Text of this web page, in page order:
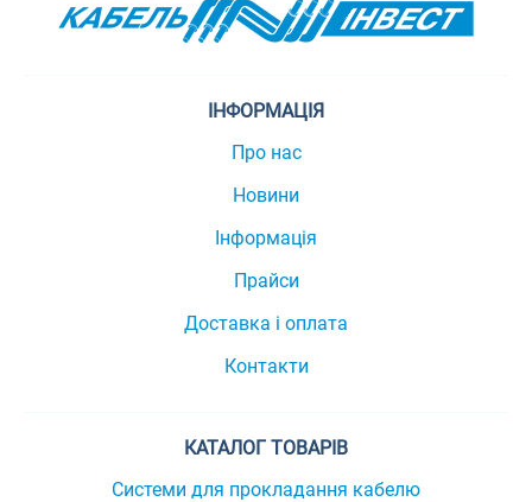
ІНФОРМАЦІЯ
Про нас
Новини
Інформація
Прайси
Доставка і оплата
Контакти
КАТАЛОГ ТОВАРІВ
Системи для прокладання кабелю